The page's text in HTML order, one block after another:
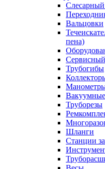
Вальцовки
пена)
Трубогибы
Труборезы
Шланги
Станции